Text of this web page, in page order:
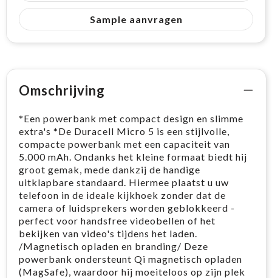
Sample aanvragen
Omschrijving
*Een powerbank met compact design en slimme
extra's *De Duracell Micro 5 is een stijlvolle,
compacte powerbank met een capaciteit van
5.000 mAh. Ondanks het kleine formaat biedt hij
groot gemak, mede dankzij de handige
uitklapbare standaard. Hiermee plaatst u uw
telefoon in de ideale kijkhoek zonder dat de
camera of luidsprekers worden geblokkeerd -
perfect voor handsfree videobellen of het
bekijken van video's tijdens het laden.
/Magnetisch opladen en branding/ Deze
powerbank ondersteunt Qi magnetisch opladen
(MagSafe), waardoor hij moeiteloos op zijn plek